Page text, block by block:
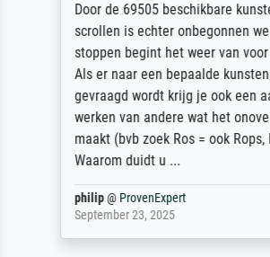
Door de 69505 beschikbare
scrollen is echter onbegonnen
stoppen begint het weer van
Als er naar een bepaalde
gevraagd wordt krijg je ook een
werken van andere wat het
maakt (bvb zoek Ros = ook Rops,
Waarom duidt u ...
philip@ ProvenExpert
September 23, 2025